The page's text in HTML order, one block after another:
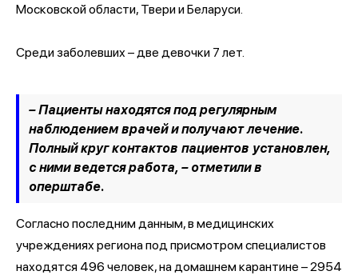
Московской области, Твери и Беларуси.
Среди заболевших – две девочки 7 лет.
– Пациенты находятся под регулярным
наблюдением врачей и получают лечение.
Полный круг контактов пациентов установлен,
с ними ведется работа, – отметили в
оперштабе.
Согласно последним данным, в медицинских
учреждениях региона под присмотром специалистов
находятся 496 человек, на домашнем карантине – 2954